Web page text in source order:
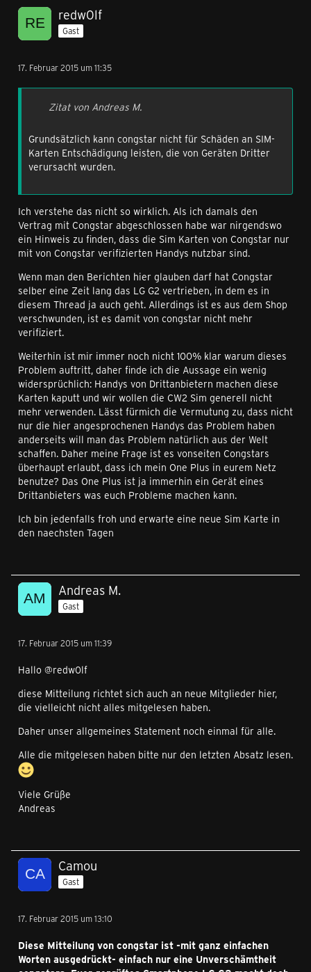
redw0lf
Gast
17. Februar 2015 um 11:35
Zitat von Andreas M.
Grundsätzlich kann congstar nicht für Schäden an SIM-
Karten Entschädigung leisten, die von Geräten Dritter
verursacht wurden.
Ich verstehe das nicht so wirklich. Als ich damals den
Vertrag mit Congstar abgeschlossen habe war nirgendswo
ein Hinweis zu finden, dass die Sim Karten von Congstar nur
mit von Congstar verifizierten Handys nutzbar sind.
Wenn man den Berichten hier glauben darf hat Congstar
selber eine Zeit lang das LG G2 vertrieben, in dem es in
diesem Thread ja auch geht. Allerdings ist es aus dem Shop
verschwunden, ist es damit von congstar nicht mehr
verifiziert.
Weiterhin ist mir immer noch nicht 100% klar warum dieses
Problem auftritt, daher finde ich die Aussage ein wenig
widersprüchlich: Handys von Drittanbietern machen diese
Karten kaputt und wir wollen die CW2 Sim generell nicht
mehr verwenden. Lässt fürmich die Vermutung zu, dass nicht
nur die hier angesprochenen Handys das Problem haben
anderseits will man das Problem natürlich aus der Welt
schaffen. Daher meine Frage ist es vonseiten Congstars
überhaupt erlaubt, dass ich mein One Plus in eurem Netz
benutze? Das One Plus ist ja immerhin ein Gerät eines
Drittanbieters was euch Probleme machen kann.
Ich bin jedenfalls froh und erwarte eine neue Sim Karte in
den naechsten Tagen
Andreas M.
Gast
17. Februar 2015 um 11:39
Hallo @redw0lf
diese Mitteilung richtet sich auch an neue Mitglieder hier,
die vielleicht nicht alles mitgelesen haben.
Daher unser allgemeines Statement noch einmal für alle.
Alle die mitgelesen haben bitte nur den letzten Absatz lesen.
Viele Grüße
Andreas
Camou
Gast
17. Februar 2015 um 13:10
Diese Mitteilung von congstar ist -mit ganz einfachen
Worten ausgedrückt- einfach nur eine Unverschämtheit